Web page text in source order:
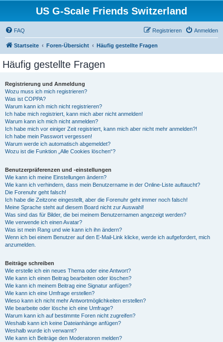
US G-Scale Friends Switzerland
FAQ Anmelden
Registrieren
Startseite Foren-Übersicht Häufig gestellte Fragen
Häufig gestellte Fragen
Registrierung und Anmeldung
Wozu muss ich mich registrieren?
Was ist COPPA?
Warum kann ich mich nicht registrieren?
Ich habe mich registriert, kann mich aber nicht anmelden!
Warum kann ich mich nicht anmelden?
Ich habe mich vor einiger Zeit registriert, kann mich aber nicht mehr anmelden?!
Ich habe mein Passwort vergessen!
Warum werde ich automatisch abgemeldet?
Wozu ist die Funktion „Alle Cookies löschen“?
Benutzerpräferenzen und -einstellungen
Wie kann ich meine Einstellungen ändern?
Wie kann ich verhindern, dass mein Benutzername in der Online-Liste auftaucht?
Die Forenuhr geht falsch!
Ich habe die Zeitzone eingestellt, aber die Forenuhr geht immer noch falsch!
Meine Sprache steht auf diesem Board nicht zur Auswahl!
Was sind das für Bilder, die bei meinem Benutzernamen angezeigt werden?
Wie verwende ich einen Avatar?
Was ist mein Rang und wie kann ich ihn ändern?
Wenn ich bei einem Benutzer auf den E-Mail-Link klicke, werde ich aufgefordert, mich
anzumelden.
Beiträge schreiben
Wie erstelle ich ein neues Thema oder eine Antwort?
Wie kann ich einen Beitrag bearbeiten oder löschen?
Wie kann ich meinem Beitrag eine Signatur anfügen?
Wie kann ich eine Umfrage erstellen?
Wieso kann ich nicht mehr Antwortmöglichkeiten erstellen?
Wie bearbeite oder lösche ich eine Umfrage?
Warum kann ich auf bestimmte Foren nicht zugreifen?
Weshalb kann ich keine Dateianhänge anfügen?
Weshalb wurde ich verwarnt?
Wie kann ich Beiträge den Moderatoren melden?